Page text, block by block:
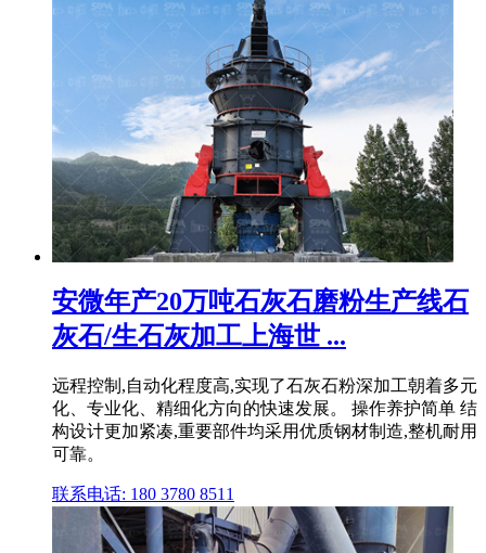
安微年产20万吨石灰石磨粉生产线石
灰石/生石灰加工上海世 ...
远程控制,自动化程度高,实现了石灰石粉深加工朝着多元
化、专业化、精细化方向的快速发展。 操作养护简单 结
构设计更加紧凑,重要部件均采用优质钢材制造,整机耐用
可靠。
联系电话: 180 3780 8511